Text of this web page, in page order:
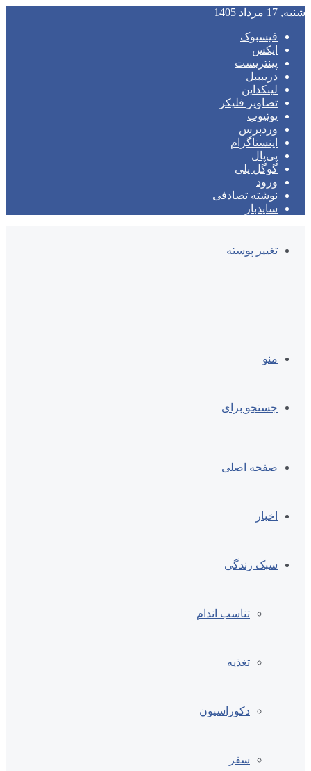
شنبه, 17 مرداد 1405
فیسبوک
ایکس
پینتریست
دریبببل
لینکداین
تصاویر فلیکر
یوتیوب
وردپرس
اینستاگرام
پی‌پال
گوگل پلی
ورود
نوشته تصادفی
سایدبار
تغییر پوسته
منو
جستجو برای
صفحه اصلی
اخبار
سبک زندگی
تناسب اندام
تغذیه
دکوراسیون
سفر